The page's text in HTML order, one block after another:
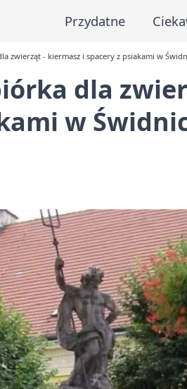
Przydatne
zwierząt - kiermasz i spacery z psiakami w
dla
w